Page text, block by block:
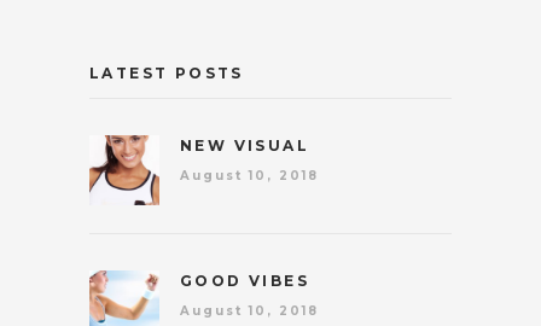
LATEST POSTS
NEW VISUAL
August 10, 2018
GOOD VIBES
August 10, 2018